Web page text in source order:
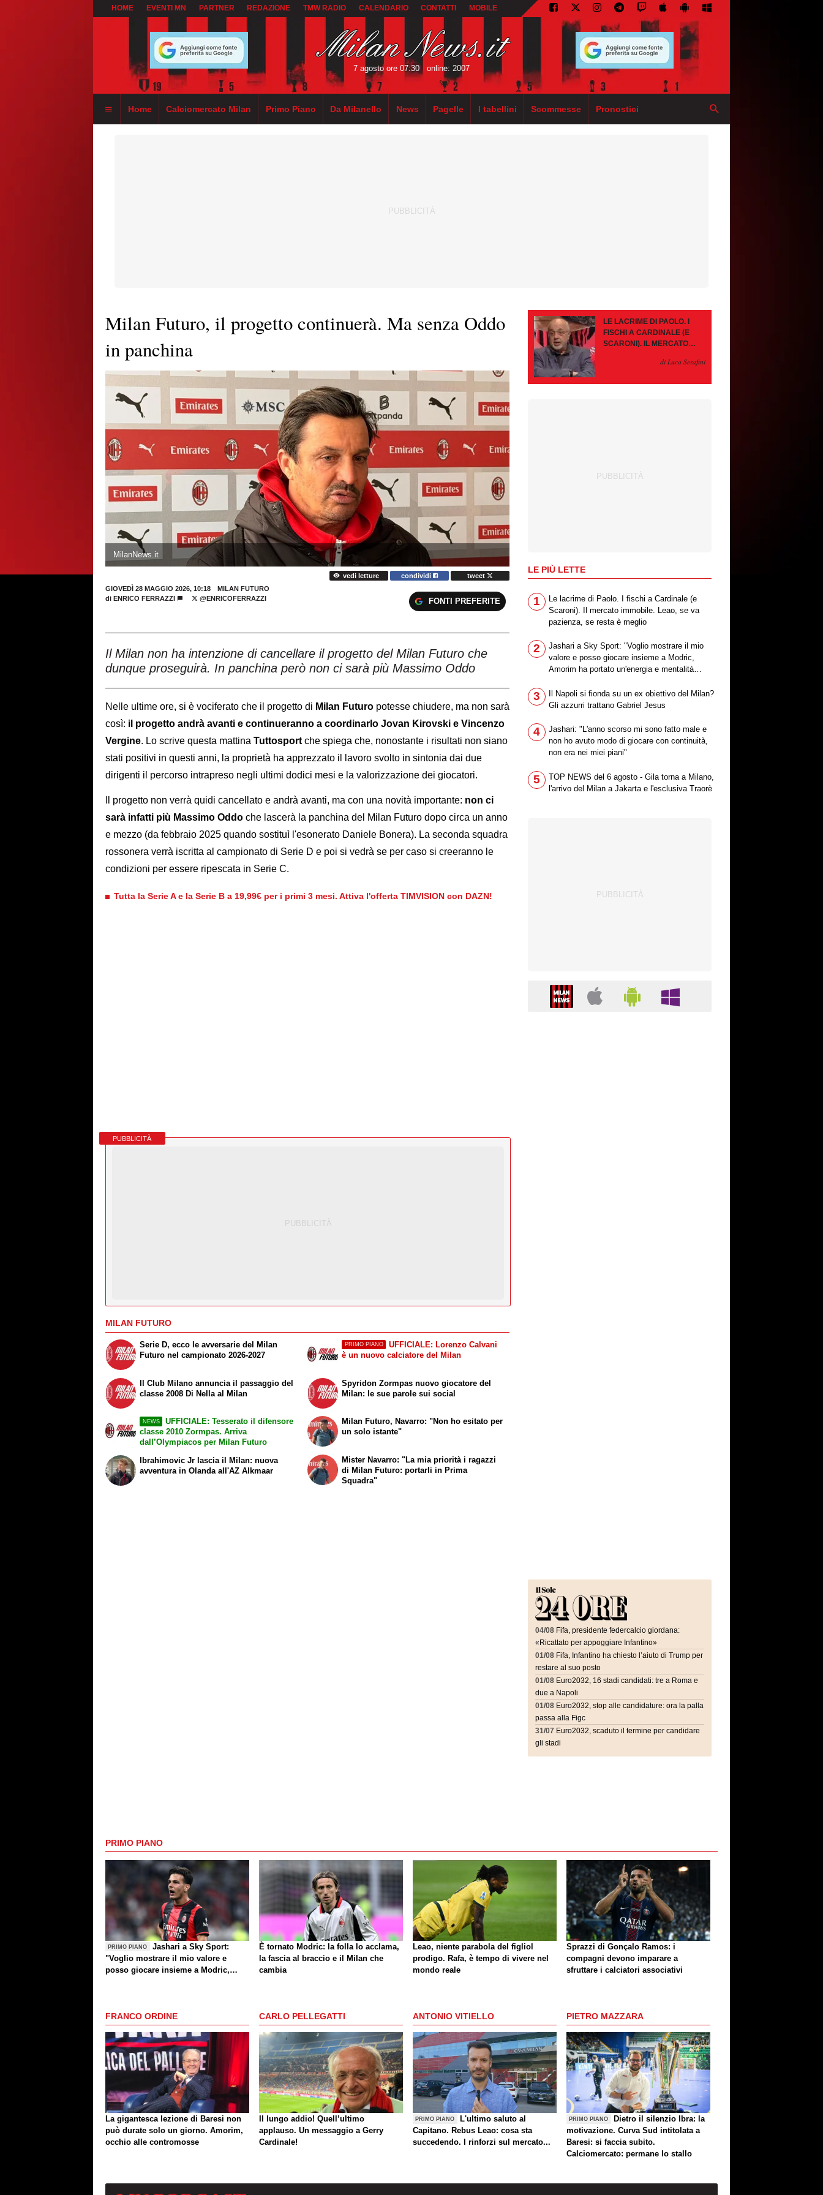
HOME EVENTI MN PARTNER REDAZIONE TMW RADIO CALENDARIO CONTATTI MOBILE
7 agosto ore 07:30 online: 2007
Home Calciomercato Milan Primo Piano Da Milanello News Pagelle I tabellini Scommesse Pronostici
Milan Futuro, il progetto continuerà. Ma senza Oddo
in panchina
MilanNews.it
vedi letture condividi
tweet
GIOVEDÌ 28 MAGGIO 2026, 10:18
MILAN FUTURO
di ENRICO FERRAZZI @ENRICOFERRAZZI FONTI PREFERITE
Il Milan non ha intenzione di cancellare il progetto del Milan Futuro che
dunque proseguirà. In panchina però non ci sarà più Massimo Oddo
Nelle ultime ore, si è vociferato che il progetto di Milan Futuro potesse chiudere, ma non sarà
così: il progetto andrà avanti e continueranno a coordinarlo Jovan Kirovski e Vincenzo
Vergine. Lo scrive questa mattina Tuttosport che spiega che, nonostante i risultati non siano
stati positivi in questi anni, la proprietà ha apprezzato il lavoro svolto in sintonia dai due
dirigenti il percorso intrapreso negli ultimi dodici mesi e la valorizzazione dei giocatori.
Il progetto non verrà quidi cancellato e andrà avanti, ma con una novità importante: non ci
sarà infatti più Massimo Oddo che lascerà la panchina del Milan Futuro dopo circa un anno
e mezzo (da febbraio 2025 quando sostituì l'esonerato Daniele Bonera). La seconda squadra
rossonera verrà iscritta al campionato di Serie D e poi si vedrà se per caso si creeranno le
condizioni per essere ripescata in Serie C.
Tutta la Serie A e la Serie B a 19,99€ per i primi 3 mesi. Attiva l'offerta TIMVISION con DAZN!
PUBBLICITÀ
MILAN FUTURO
Serie D, ecco le avversarie del Milan
Futuro nel campionato 2026-2027
Il Club Milano annuncia il passaggio del
classe 2008 Di Nella al Milan
PRIMO PIANO
UFFICIALE: Lorenzo Calvani
è un nuovo calciatore del Milan
Spyridon Zormpas nuovo giocatore del
Milan: le sue parole sui social
NEWS
UFFICIALE: Tesserato il difensore
classe 2010 Zormpas. Arriva
dall’Olympiacos per Milan Futuro
Ibrahimovic Jr lascia il Milan: nuova
avventura in Olanda all'AZ Alkmaar
Milan Futuro, Navarro: "Non ho esitato per
un solo istante"
Mister Navarro: "La mia priorità i ragazzi
di Milan Futuro: portarli in Prima
Squadra"
LE LACRIME DI PAOLO. I
FISCHI A CARDINALE (E
SCARONI). IL MERCATO
PAZIENZA, SE RESTA È
di Luca Serafini
LE PIÙ LETTE
1
Le lacrime di Paolo. I fischi a Cardinale (e
Scaroni). Il mercato immobile. Leao, se va
pazienza, se resta è meglio
2
Jashari a Sky Sport: "Voglio mostrare il mio
valore e posso giocare insieme a Modric,
Amorim ha portato un'energia e mentalità
3
Il Napoli si fionda su un ex obiettivo del Milan?
Gli azzurri trattano Gabriel Jesus
4
Jashari: "L'anno scorso mi sono fatto male e
non ho avuto modo di giocare con continuità,
non era nei miei piani"
5
TOP NEWS del 6 agosto - Gila torna a Milano,
l'arrivo del Milan a Jakarta e l'esclusiva Traorè
04/08 Fifa, presidente federcalcio giordana:
«Ricattato per appoggiare Infantino»
01/08 Fifa, Infantino ha chiesto l’aiuto di Trump per
restare al suo posto
01/08 Euro2032, 16 stadi candidati: tre a Roma e
due a Napoli
01/08 Euro2032, stop alle candidature: ora la palla
passa alla Figc
31/07 Euro2032, scaduto il termine per candidare
gli stadi
PRIMO PIANO
PRIMO PIANO
Jashari a Sky Sport:
"Voglio mostrare il mio valore e
posso giocare insieme a Modric,
È tornato Modric: la folla lo acclama,
la fascia al braccio e il Milan che
cambia
Leao, niente parabola del figliol
prodigo. Rafa, è tempo di vivere nel
mondo reale
Sprazzi di Gonçalo Ramos: i
compagni devono imparare a
sfruttare i calciatori associativi
FRANCO ORDINE
La gigantesca lezione di Baresi non
può durate solo un giorno. Amorim,
occhio alle contromosse
CARLO PELLEGATTI
Il lungo addio! Quell’ultimo
applauso. Un messaggio a Gerry
Cardinale!
ANTONIO VITIELLO
PRIMO PIANO
L'ultimo saluto al
Capitano. Rebus Leao: cosa sta
succedendo. I rinforzi sul mercato...
PIETRO MAZZARA
PRIMO PIANO
Dietro il silenzio Ibra: la
motivazione. Curva Sud intitolata a
Baresi: si faccia subito.
Calciomercato: permane lo stallo